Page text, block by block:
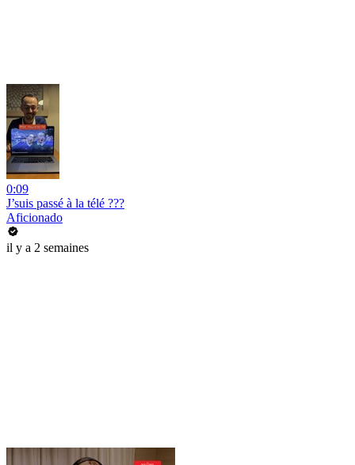
0:09
J’suis passé à la télé ???
Aficionado
il y a 2 semaines